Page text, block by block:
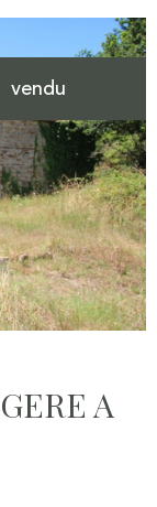
vendu
A